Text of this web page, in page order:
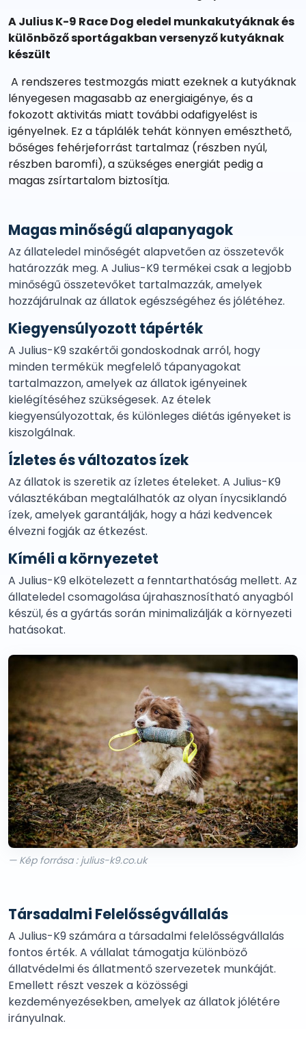
A Julius K-9 Race Dog eledel munkakutyáknak és
különböző sportágakban versenyző kutyáknak
készült
A rendszeres testmozgás miatt ezeknek a kutyáknak
lényegesen magasabb az energiaigénye, és a
fokozott aktivitás miatt további odafigyelést is
igényelnek. Ez a táplálék tehát könnyen emészthető,
bőséges fehérjeforrást tartalmaz (részben nyúl,
részben baromfi), a szükséges energiát pedig a
magas zsírtartalom biztosítja.
Magas minőségű alapanyagok
Az állateledel minőségét alapvetően az összetevők
határozzák meg. A Julius-K9 termékei csak a legjobb
minőségű összetevőket tartalmazzák, amelyek
hozzájárulnak az állatok egészségéhez és jólétéhez.
Kiegyensúlyozott tápérték
A Julius-K9 szakértői gondoskodnak arról, hogy
minden termékük megfelelő tápanyagokat
tartalmazzon, amelyek az állatok igényeinek
kielégítéséhez szükségesek. Az ételek
kiegyensúlyozottak, és különleges diétás igényeket is
kiszolgálnak.
Ízletes és változatos ízek
Az állatok is szeretik az ízletes ételeket. A Julius-K9
választékában megtalálhatók az olyan ínycsiklandó
ízek, amelyek garantálják, hogy a házi kedvencek
élvezni fogják az étkezést.
Kíméli a környezetet
A Julius-K9 elkötelezett a fenntarthatóság mellett. Az
állateledel csomagolása újrahasznosítható anyagból
készül, és a gyártás során minimalizálják a környezeti
hatásokat.
— Kép forrása : julius-k9.co.uk
Társadalmi Felelősségvállalás
A Julius-K9 számára a társadalmi felelősségvállalás
fontos érték. A vállalat támogatja különböző
állatvédelmi és állatmentő szervezetek munkáját.
Emellett részt veszek a közösségi
kezdeményezésekben, amelyek az állatok jólétére
irányulnak.